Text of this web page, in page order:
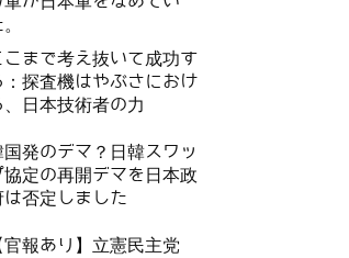
こまで考え抜いて成功す
：探査機はやぶさにおけ
、日本技術者の力
国発のデマ？日韓スワッ
協定の再開デマを日本政
は否定しました
官報あり】立憲民主党